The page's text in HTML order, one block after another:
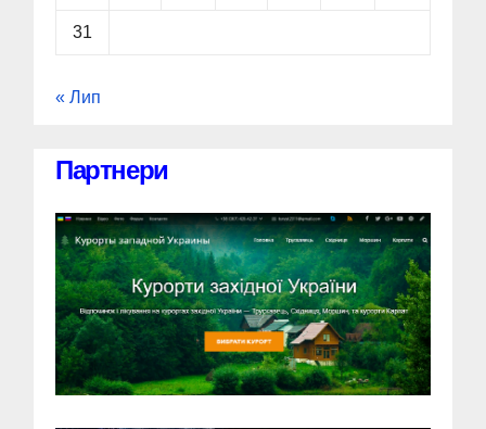
31
« Лип
Партнери